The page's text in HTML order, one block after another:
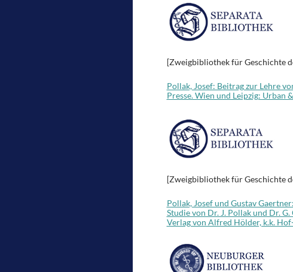
[Zweigbibliothek für Geschichte
Pollak, Josef: Beitrag zur Lehre
Presse. Wien und Leipzig: Urban
[Zweigbibliothek für Geschichte
Pollak, Josef und Gustav
Studie von Dr. J. Pollak und Dr.
Verlag von Alfred Hölder, k.k.